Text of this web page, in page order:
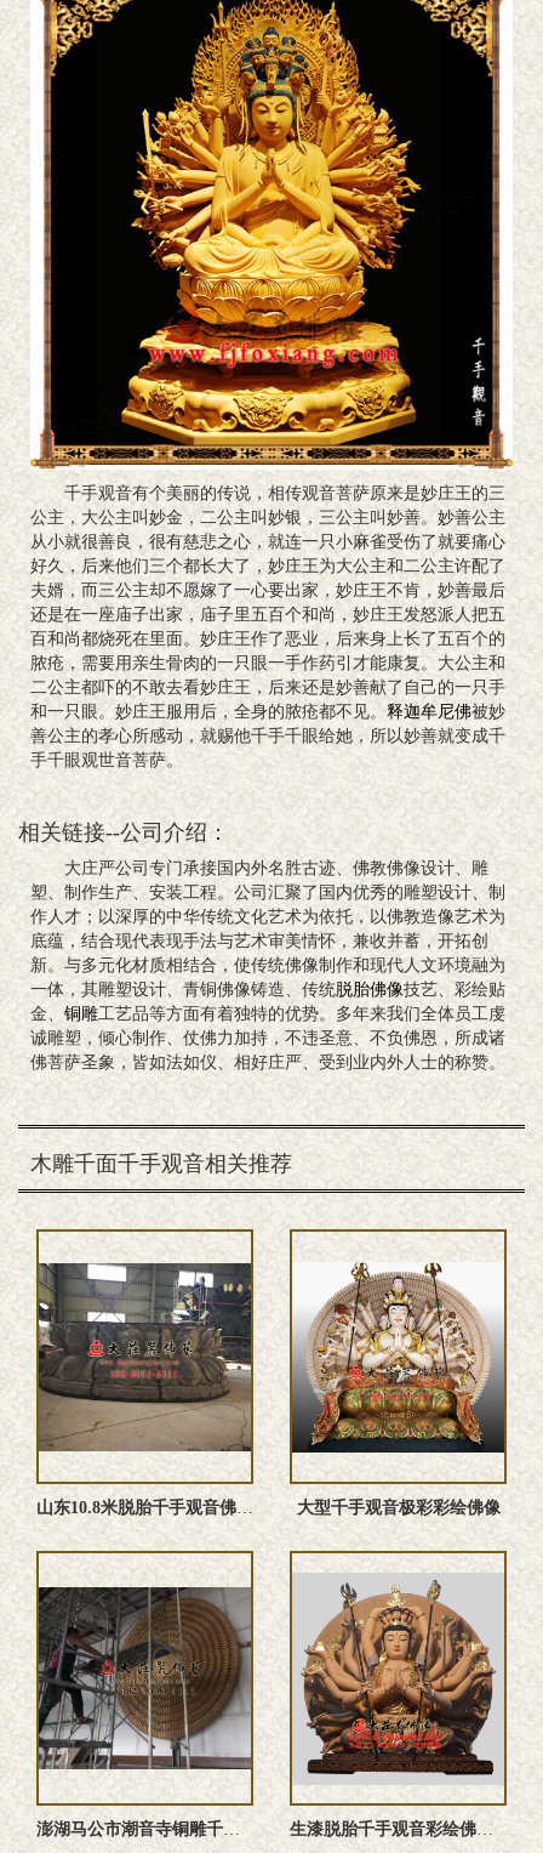
千手观音有个美丽的传说，相传观音菩萨原来是妙庄王的三
公主，大公主叫妙金，二公主叫妙银，三公主叫妙善。妙善公主
从小就很善良，很有慈悲之心，就连一只小麻雀受伤了就要痛心
好久，后来他们三个都长大了，妙庄王为大公主和二公主许配了
夫婿，而三公主却不愿嫁了一心要出家，妙庄王不肯，妙善最后
还是在一座庙子出家，庙子里五百个和尚，妙庄王发怒派人把五
百和尚都烧死在里面。妙庄王作了恶业，后来身上长了五百个的
脓疮，需要用亲生骨肉的一只眼一手作药引才能康复。大公主和
二公主都吓的不敢去看妙庄王，后来还是妙善献了自己的一只手
和一只眼。妙庄王服用后，全身的脓疮都不见。释迦牟尼佛被妙
善公主的孝心所感动，就赐他千手千眼给她，所以妙善就变成千
手千眼观世音菩萨。
相关链接--公司介绍：
大庄严公司专门承接国内外名胜古迹、佛教佛像设计、雕
塑、制作生产、安装工程。公司汇聚了国内优秀的雕塑设计、制
作人才；以深厚的中华传统文化艺术为依托，以佛教造像艺术为
底蕴，结合现代表现手法与艺术审美情怀，兼收并蓄，开拓创
新。与多元化材质相结合，使传统佛像制作和现代人文环境融为
一体，其雕塑设计、青铜佛像铸造、传统脱胎佛像技艺、彩绘贴
金、 铜雕工艺品等方面有着独特的优势。多年来我们全体员工虔
诚雕塑，倾心制作、仗佛力加持，不违圣意、不负佛恩，所成诸
佛菩萨圣象，皆如法如仪、相好庄严、受到业内外人士的称赞。
木雕千面千手观音相关推荐
山东10.8米脱胎千手观音佛像生产试安装现场 大型千手观音极彩彩绘佛像
澎湖马公市潮音寺铜雕千手观音安装现场全图实拍 生漆脱胎千手观音彩绘佛像 千手千眼观音雕塑 观音菩萨佛像订制